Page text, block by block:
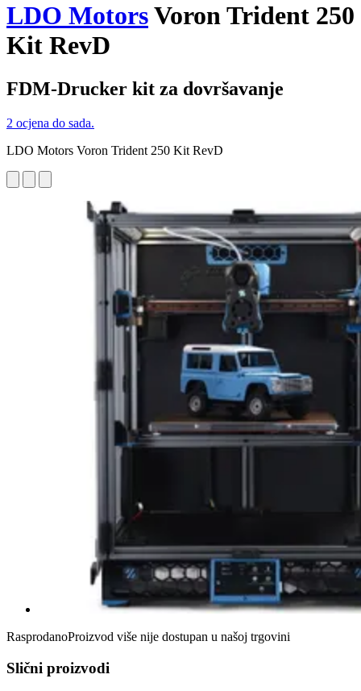
LDO MotorsVoron Trident 250
Kit RevD
FDM-Drucker kit za dovršavanje
2 ocjena do sada.
LDO Motors Voron Trident 250 Kit RevD
RasprodanoProizvod više nije dostupan u našoj trgovini
Slični proizvodi